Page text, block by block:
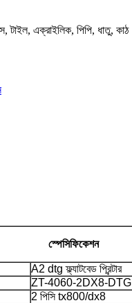
টাইল, এক্রাইলিক, পিপি, ধাতু, কাঠ
স্পেসিফিকেশন
A2 dtg ফ্ল্যাটবেড প্রিন্টার
ZT-4060-2DX8-DTG
2 পিসি tx800/dx8